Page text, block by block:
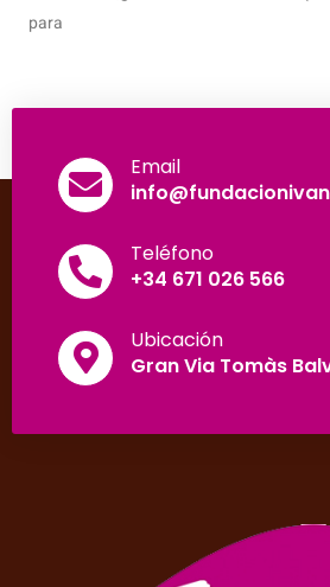
para
Email
Teléfono
+34 671 026 566
Ubicación
Gran Via Tomàs